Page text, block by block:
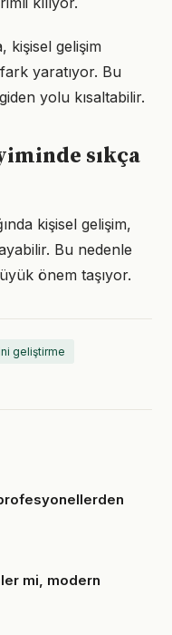
kişisel gelişim
yaratıyor. Bu
yolu kısaltabilir.
sıkça
kişisel gelişim,
Bu nedenle
önem taşıyor.
geliştirme
mi, modern